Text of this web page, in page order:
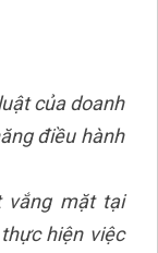
của doanh
điều hành
vắng mặt tại
hiện việc